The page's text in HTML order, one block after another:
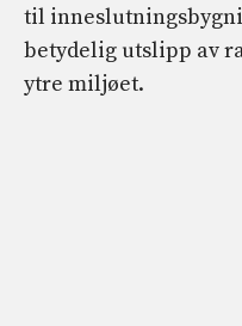
til
betydelig utslipp av
ytre miljøet.